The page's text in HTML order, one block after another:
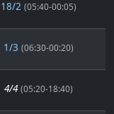
18/2 (05:40-00:05)
1/3 (06:30-00:20)
4/4 (05:20-18:40)